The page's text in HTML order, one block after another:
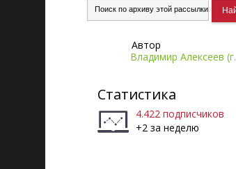
Автор
Владимир Алексеев (г.
Статистика
4.422 подписчиков
+2 за неделю